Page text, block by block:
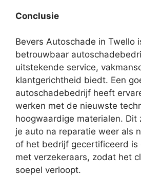
Conclusie
Bevers Autoschade in Twello
betrouwbaar
uitstekende service,
klantgerichtheid biedt. Een
autoschadebedrijf heeft
werken met de nieuwste
hoogwaardige materialen. Dit
je auto na reparatie weer als
of het bedrijf gecertificeerd is
met verzekeraars, zodat het
soepel verloopt.